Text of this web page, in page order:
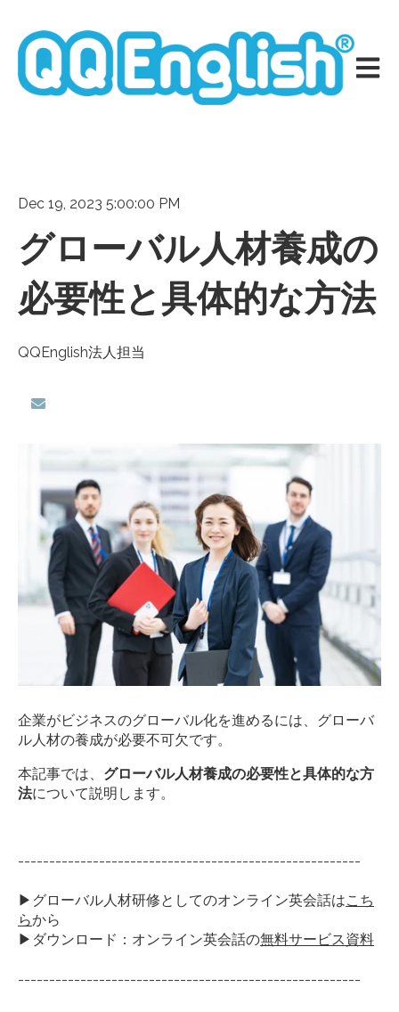
メイ
Dec 19, 2023 5:00:00 PM
グローバル人材養成の
必要性と具体的な方法
QQEnglish法人担当
企業がビジネスのグローバル化を進めるには、グローバ
ル人材の養成が必要不可欠です。
本記事では、 グローバル人材養成の必要性と具体的な方
法について説明します。
-------------------------------------------------------
▶グローバル人材研修としてのオンライン英会話はこち
らから
▶ダウンロード：オンライン英会話の無料サービス資料
-------------------------------------------------------